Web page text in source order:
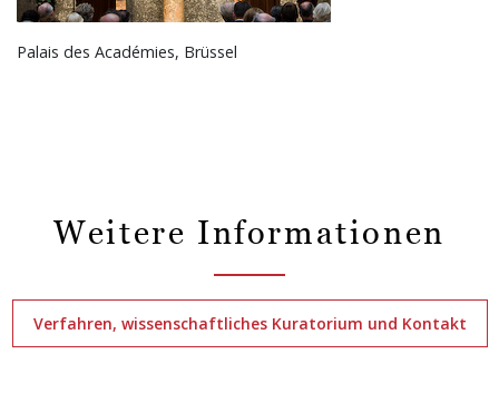
Palais des Académies, Brüssel
Weitere Informationen
Verfahren, wissenschaftliches Kuratorium und Kontakt